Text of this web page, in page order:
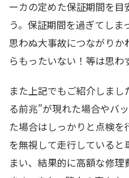
ーカの定めた保証期間を目
う。保証期間を過ぎてしま
思わぬ大事故につながり
らもったいない！等は思わ
また上記でもご紹介しま
る前兆”が現れた場合やバ
た場合はしっかりと点検
を無視して走行している
まい、結果的に高額な修